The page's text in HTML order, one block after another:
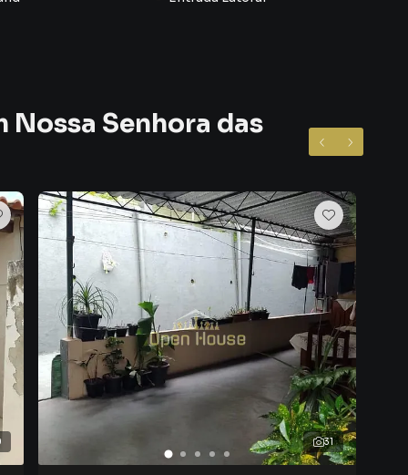
— e essa casa entrega isso com sobra.
para descansar depois de um dia cheio.
e privacidade — um detalhe que faz muita diferença
Senhora das
31